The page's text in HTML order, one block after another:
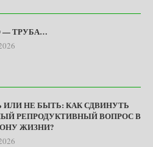
— ТРУБА…
ИЛИ НЕ БЫТЬ: КАК СДВИНУТЬ
РЕПРОДУКТИВНЫЙ ВОПРОС В
ЖИЗНИ?